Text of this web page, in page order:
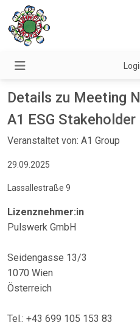
Details zu Meeting
A1 ESG
Veranstaltet von: A1 Group
29.09.2025
Lassallestraße 9
Lizenznehmer:in
Pulswerk GmbH
Seidengasse 13/3
1070 Wien
Österreich
Tel.: +43 699 105 153 83